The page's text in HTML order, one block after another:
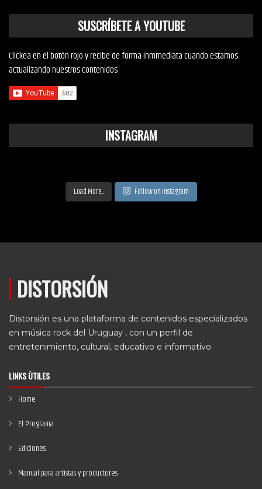
SUSCRÍBETE A YOUTUBE
Clickea en el botón rojo y recibe de forma inmmediata cuando estamos
actualizando nuestros contenidos
INSTAGRAM
Load More... Follow on Instagram
DISTORSIÓN
Distorsión es una plataforma de contenidos especializados
en música rock del Uruguay , con un perfil de
entretenimiento, cultural, educativo e informativo.
LINKS ÙTILES
Home
El Programa
Ediciones
Manual para artistas y productores